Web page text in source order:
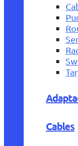
Cables